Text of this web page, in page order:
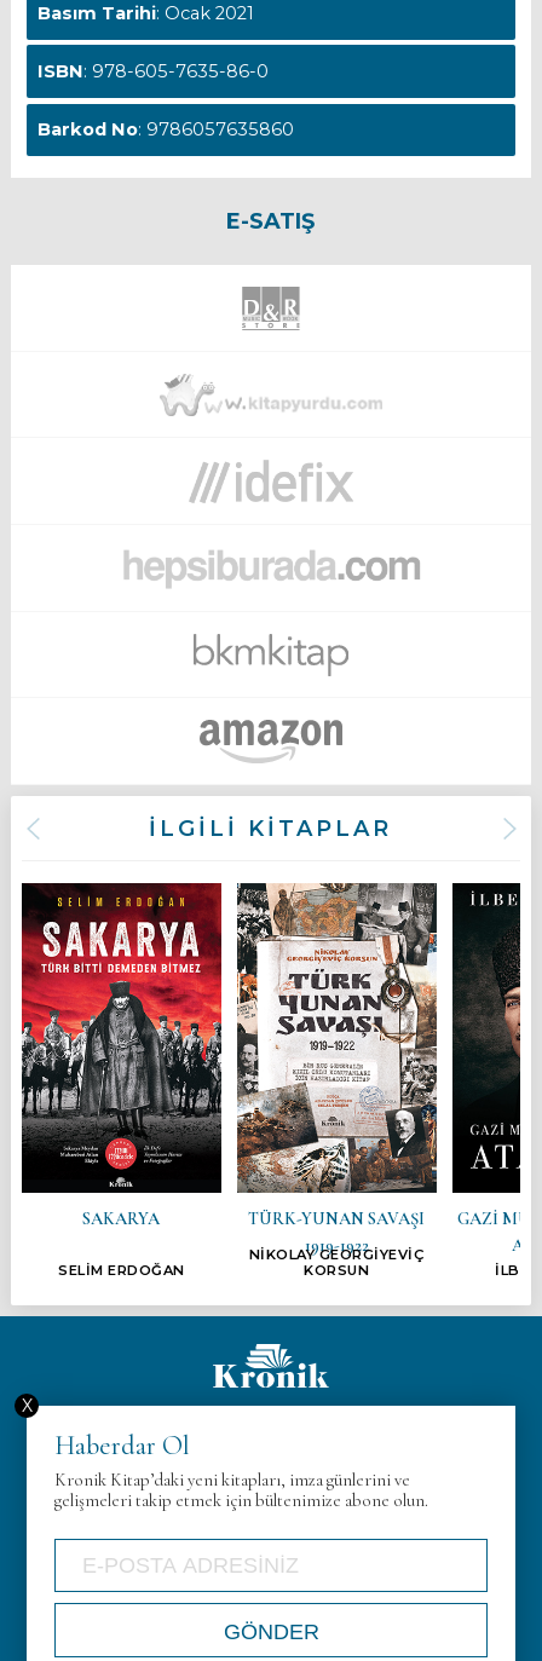
Basım Tarihi: Ocak 2021
ISBN: 978-605-7635-86-0
Barkod No: 9786057635860
E-SATIŞ
İLGİLİ KİTAPLAR
SAKARYA
SELİM ERDOĞAN
TÜRK-YUNAN SAVAŞI
1919-1922
NİKOLAY GEORGİYEVİÇ
KORSUN
GAZİ
Hakkımızda
Gizlilik Politikası
İletişim
Haberdar Ol
Kronik Kitap’daki yeni kitapları, imza günlerini ve
gelişmeleri takip etmek için bültenimize abone olun.
X